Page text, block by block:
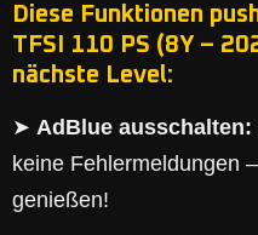
Diese Funktionen
TFSI 110 PS (8Y –
nächste Level:
➤ AdBlue ausschalten:
keine Fehlermeldungen
genießen!